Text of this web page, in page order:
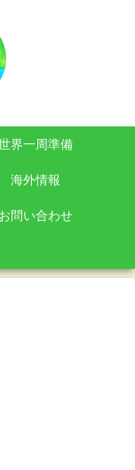
界一周準備
海外情報
お問い合わせ